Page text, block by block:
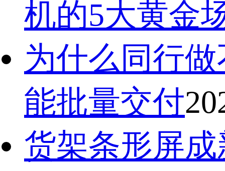
机的5大黄金
为什么同行
能批量交付
货架条形屏